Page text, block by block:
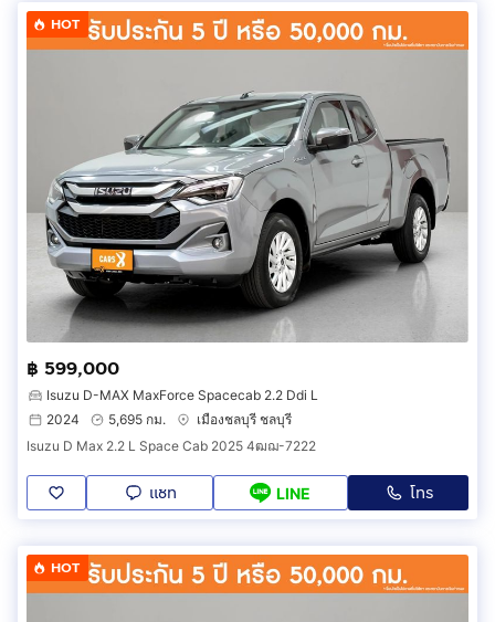
HOT
฿ 599,000
Isuzu D-MAX MaxForce Spacecab 2.2 Ddi L
2024
5,695 กม.
เมืองชลบุรี ชลบุรี
Isuzu D Max 2.2 L Space Cab 2025 4ฒฌ-7222
แชท LINE โทร
HOT